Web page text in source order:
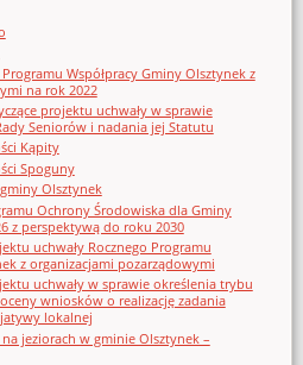
Współpracy Gminy Olsztynek z
na rok 2022
projektu uchwały w sprawie
Seniorów i nadania jej Statutu
Kąpity
Spoguny
Olsztynek
Ochrony Środowiska dla Gminy
z perspektywą do roku 2030
uchwały Rocznego Programu
z organizacjami pozarządowymi
uchwały w sprawie określenia trybu
wniosków o realizację zadania
lokalnej
jeziorach w gminie Olsztynek –